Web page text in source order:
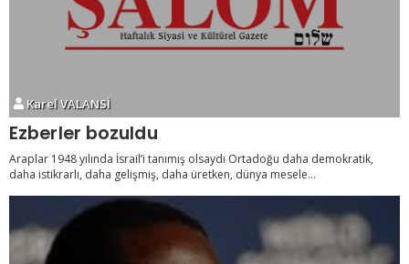
Karel VALANSİ
Ezberler bozuldu
Araplar 1948 yılında İsrail’i tanımış olsaydı Ortadoğu daha demokratik,
daha istikrarlı, daha gelişmiş, daha üretken, dünya mesele...